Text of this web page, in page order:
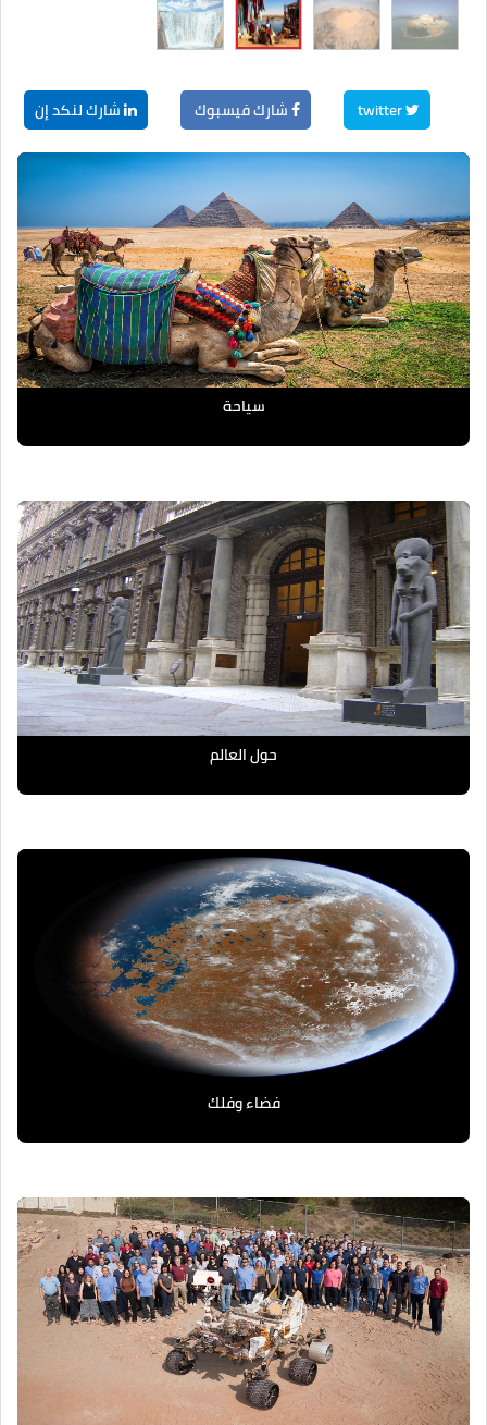
twitter شارك فيسبوك شارك لنكد إن
سياحة
حول العالم
فضاء وفلك